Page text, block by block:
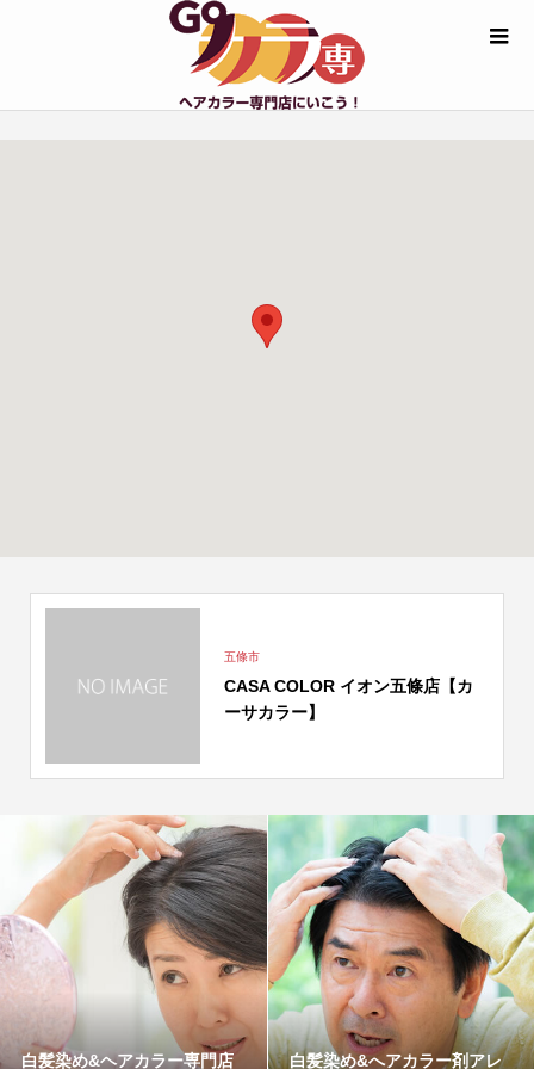
五條市
CASA COLOR イオン五條店【カ
ーサカラー】
白髪染め&ヘアカラー専門店 白髪染め&へアカラー剤アレ